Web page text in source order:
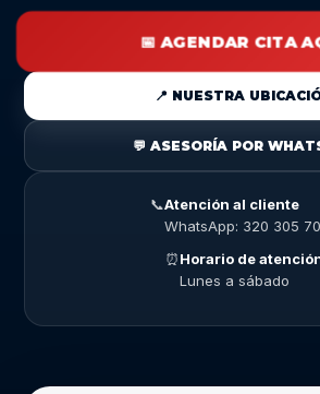
📅 AGENDAR CITA
📍 NUESTRA
💬 ASESORÍA POR
📞Atención al cliente
WhatsApp: 320 305
⏰Horario de
Lunes a sábado